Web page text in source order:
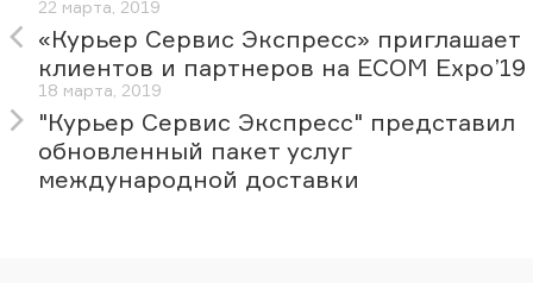
22 марта, 2019
«Курьер Сервис Экспресс» приглашает
клиентов и партнеров на ECOM Expo’19
18 марта, 2019
"Курьер Сервис Экспресс" представил
обновленный пакет услуг
международной доставки